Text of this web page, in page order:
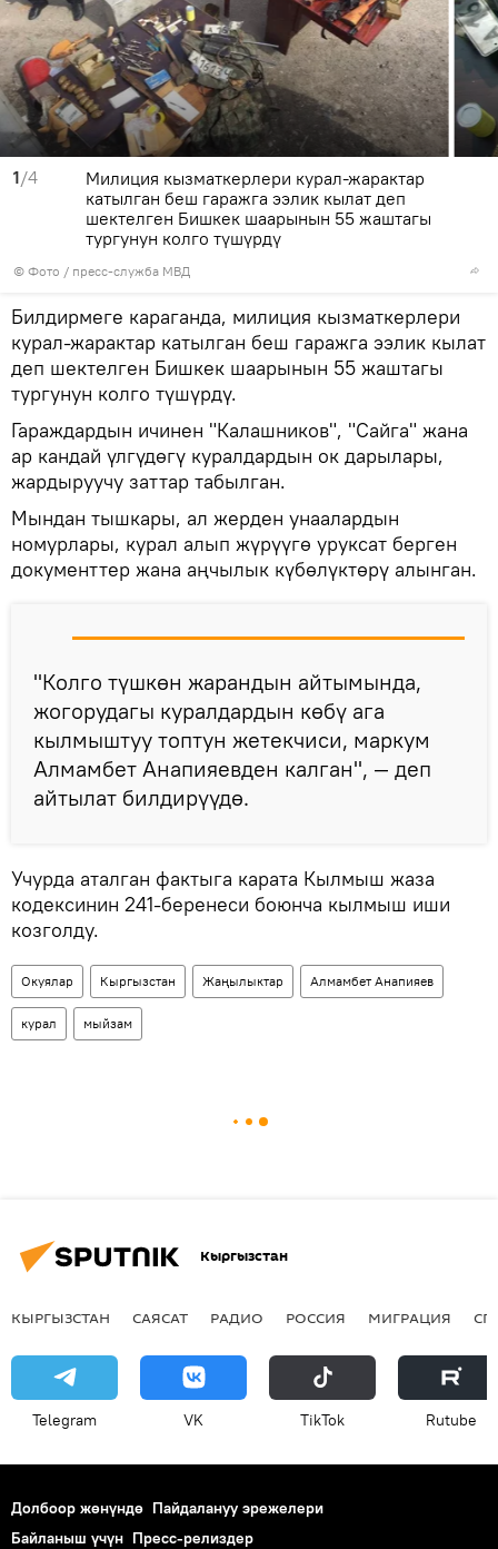
1/4
© Фото / пресс-служба МВД
Милиция кызматкерлери курал-жарактар
катылган беш гаражга ээлик кылат деп
шектелген Бишкек шаарынын 55 жаштагы
тургунун колго түшүрдү
Билдирмеге караганда, милиция кызматкерлери
курал-жарактар катылган беш гаражга ээлик кылат
деп шектелген Бишкек шаарынын 55 жаштагы
тургунун колго түшүрдү.
Гараждардын ичинен "Калашников", "Сайга" жана
ар кандай үлгүдөгү куралдардын ок дарылары,
жардыруучу заттар табылган.
Мындан тышкары, ал жерден унаалардын
номурлары, курал алып жүрүүгө уруксат берген
документтер жана аңчылык күбөлүктөрү алынган.
"Колго түшкөн жарандын айтымында,
жогорудагы куралдардын көбү ага
кылмыштуу топтун жетекчиси, маркум
Алмамбет Анапияевден калган", — деп
айтылат билдирүүдө.
Учурда аталган фактыга карата Кылмыш жаза
кодексинин 241-беренеси боюнча кылмыш иши
козголду.
Окуялар Кыргызстан Жаңылыктар Алмамбет Анапияев
курал мыйзам
Кыргызстан
КЫРГЫЗСТАН САЯСАТ РАДИО РОССИЯ МИГРАЦИЯ
Telegram VK ТikТоk Rutube
Долбоор жөнүндө Пайдалануу эрежелери
Байланыш үчүн Пресс-релиздер